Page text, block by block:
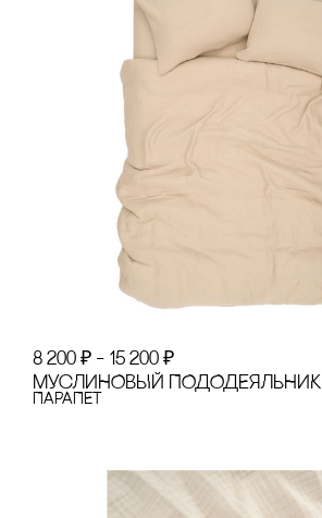
8 200 ₽ – 15 200 ₽
МУсЛИНОВЫЙ ПОДОДЕЯЛЬНИК
ПАРАПЕТ